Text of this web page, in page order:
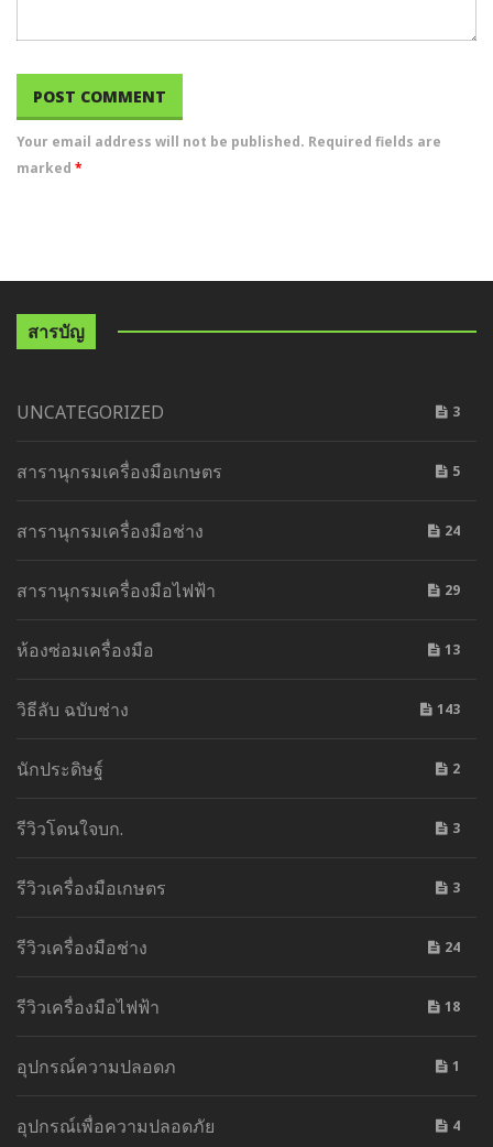
Your email address will not be published. Required fields are
marked *
สารบัญ
UNCATEGORIZED 3
สารานุกรมเครื่องมือเกษตร 5
สารานุกรมเครื่องมือช่าง 24
สารานุกรมเครื่องมือไฟฟ้า 29
ห้องซ่อมเครื่องมือ 13
วิธีลับ ฉบับช่าง 143
นักประดิษฐ์ 2
รีวิวโดนใจบก. 3
รีวิวเครื่องมือเกษตร 3
รีวิวเครื่องมือช่าง 24
รีวิวเครื่องมือไฟฟ้า 18
อุปกรณ์ความปลอดภ 1
อุปกรณ์เพื่อความปลอดภัย 4